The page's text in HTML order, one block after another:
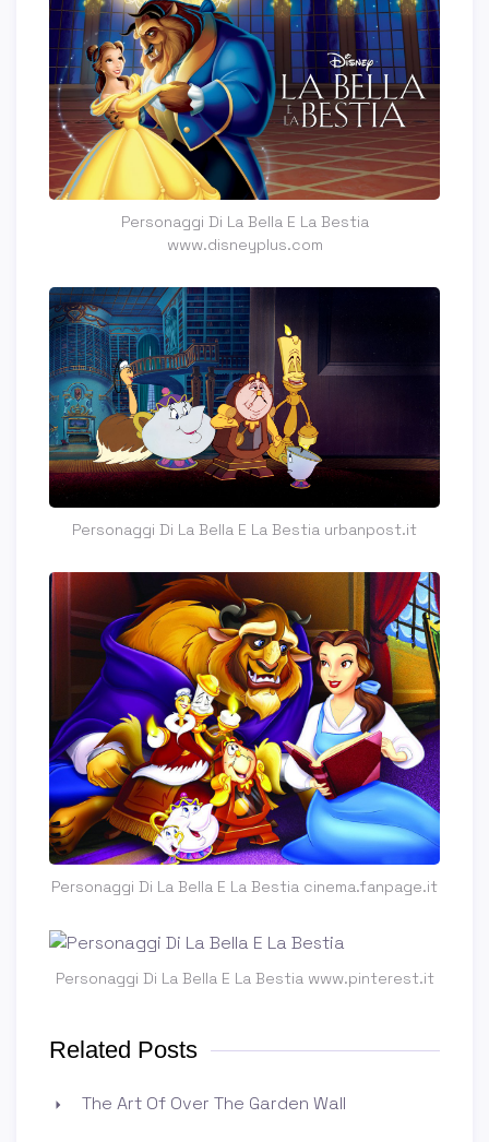
Personaggi Di La Bella E La Bestia
www.disneyplus.com
Personaggi Di La Bella E La Bestia urbanpost.it
Personaggi Di La Bella E La Bestia cinema.fanpage.it
Personaggi Di La Bella E La Bestia www.pinterest.it
Related Posts
The Art Of Over The Garden Wall